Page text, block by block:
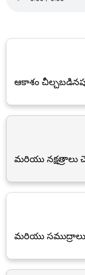
ఆకాశం
మరియు నక్షత్రాలు
మరియు